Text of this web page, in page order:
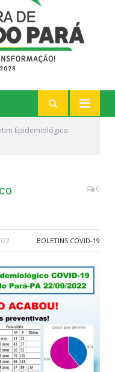
Epidemiológico
0
BOLETINS COVID-19